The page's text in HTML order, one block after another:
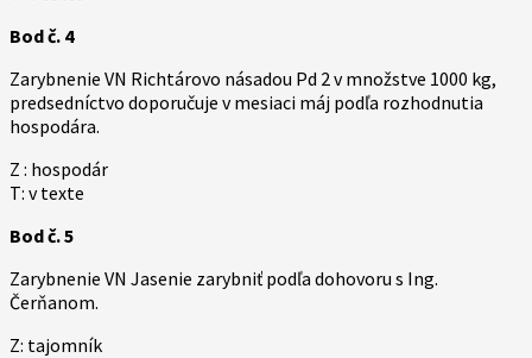
Bod č. 4
Zarybnenie VN Richtárovo násadou Pd 2 v množstve 1000 kg,
predsedníctvo doporučuje v mesiaci máj podľa rozhodnutia
hospodára.
Z : hospodár
T: v texte
Bod č. 5
Zarybnenie VN Jasenie zarybniť podľa dohovoru s Ing.
Čerňanom.
Z: tajomník